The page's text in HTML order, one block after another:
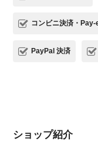
コンビニ決済・
PayPal 決済
ショップ紹介